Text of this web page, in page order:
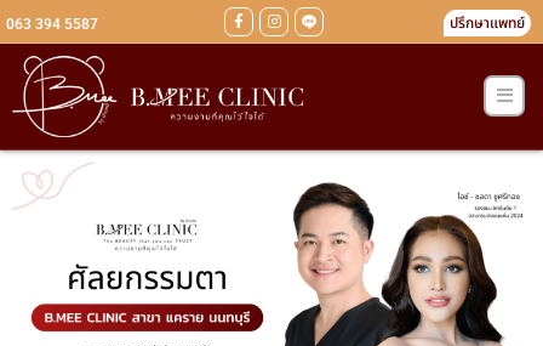
063 394 5587 ปรึกษาแพทย์